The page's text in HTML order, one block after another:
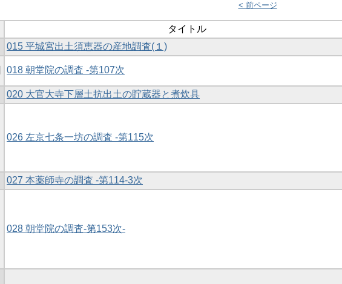
< 前ページ
タイトル
015 平城宮出土須恵器の産地調査(１)
018 朝堂院の調査 -第107次
020 大官大寺下層土抗出土の貯蔵器と煮炊具
026 左京七条一坊の調査 -第115次
027 本薬師寺の調査 -第114-3次
028 朝堂院の調査-第153次-